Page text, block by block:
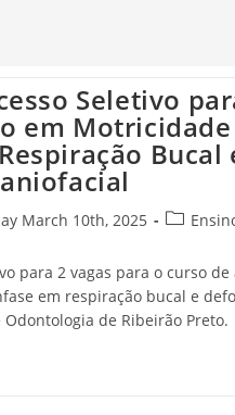
Seletivo
em
Bucal
March 10th, 2025
para 2 vagas para o curso
em respiração bucal e
de Ribeirão Preto.